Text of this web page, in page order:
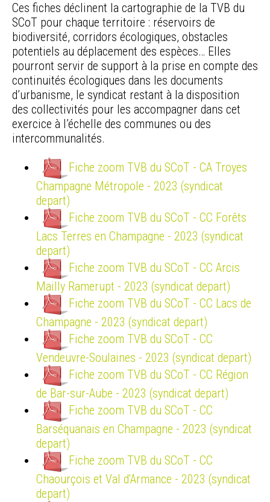
Ces fiches déclinent la cartographie de la TVB du
SCoT pour chaque territoire : réservoirs de
biodiversité, corridors écologiques, obstacles
potentiels au déplacement des espèces… Elles
pourront servir de support à la prise en compte des
continuités écologiques dans les documents
d’urbanisme, le syndicat restant à la disposition
des collectivités pour les accompagner dans cet
exercice à l’échelle des communes ou des
intercommunalités.
Fiche zoom TVB du SCoT - CA Troyes
Champagne Métropole - 2023 (syndicat
depart)
Fiche zoom TVB du SCoT - CC Forêts
Lacs Terres en Champagne - 2023 (syndicat
depart)
Fiche zoom TVB du SCoT - CC Arcis
Mailly Ramerupt - 2023 (syndicat depart)
Fiche zoom TVB du SCoT - CC Lacs de
Champagne - 2023 (syndicat depart)
Fiche zoom TVB du SCoT - CC
Vendeuvre-Soulaines - 2023 (syndicat depart)
Fiche zoom TVB du SCoT - CC Région
de Bar-sur-Aube - 2023 (syndicat depart)
Fiche zoom TVB du SCoT - CC
Barséquanais en Champagne - 2023 (syndicat
depart)
Fiche zoom TVB du SCoT - CC
Chaourçois et Val d'Armance - 2023 (syndicat
depart)